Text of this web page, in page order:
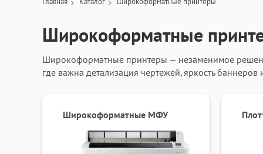
Широкоформатные
Широкоформатные принтеры — незаменимое
где важна детализация чертежей, яркость баннеров
подготовки макетов, исключает ошибки в проектах
для команд, которые ценят скорость, качество и
компромиссов.
Широкоформатные МФУ